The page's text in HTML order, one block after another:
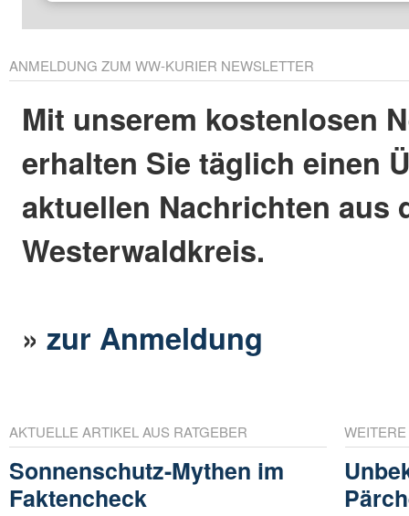
ANMELDUNG ZUM WW-KURIER NEWSLETTER
Mit unserem kostenlosen
erhalten Sie täglich einen
aktuellen Nachrichten aus
Westerwaldkreis.
»zur Anmeldung
AKTUELLE ARTIKEL AUS RATGEBER
Sonnenschutz-Mythen im
Faktencheck